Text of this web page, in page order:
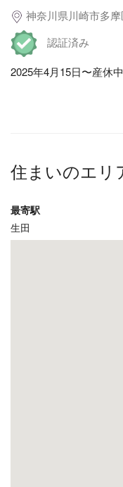
神奈川県川崎市多摩
認証済み
2025年4月15日〜産休中
住まいのエリ
最寄駅
生田